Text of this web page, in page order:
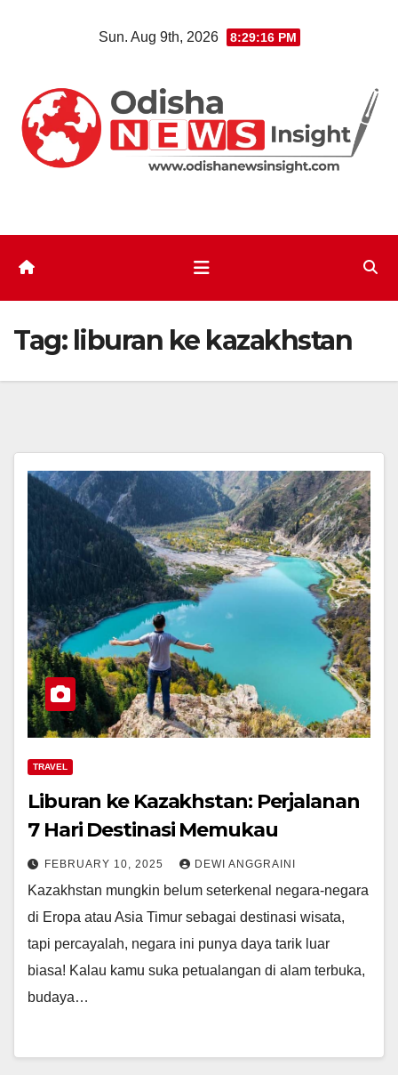
Sun. Aug 9th, 2026 8:29:16 PM
Tag: liburan ke kazakhstan
TRAVEL
Liburan ke Kazakhstan: Perjalanan
7 Hari Destinasi Memukau
FEBRUARY 10, 2025 DEWI ANGGRAINI
Kazakhstan mungkin belum seterkenal negara-negara
di Eropa atau Asia Timur sebagai destinasi wisata,
tapi percayalah, negara ini punya daya tarik luar
biasa! Kalau kamu suka petualangan di alam terbuka,
budaya…